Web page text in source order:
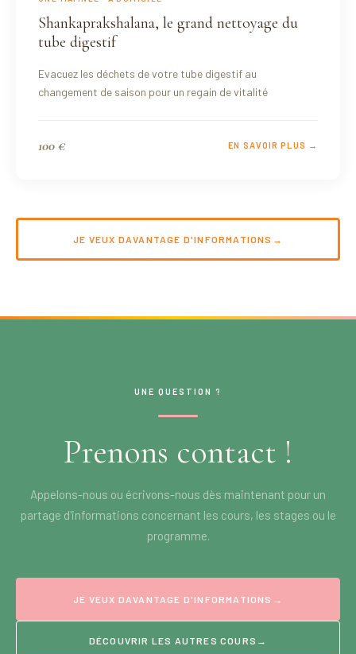
Shankaprakshalana, le grand nettoyage du
tube digestif
Evacuez les déchets de votre tube digestif au
changement de saison pour un regain de vitalité
100 € EN SAVOIR PLUS →
JE VEUX DAVANTAGE D'INFORMATIONS →
UNE QUESTION ?
Prenons contact !
Appelons-nous ou écrivons-nous dès maintenant pour un
partage d'informations concernant les cours, les stages ou le
programme.
JE VEUX DAVANTAGE D'INFORMATIONS →
DÉCOUVRIR LES AUTRES COURS →